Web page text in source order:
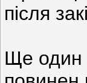
після
Ще один